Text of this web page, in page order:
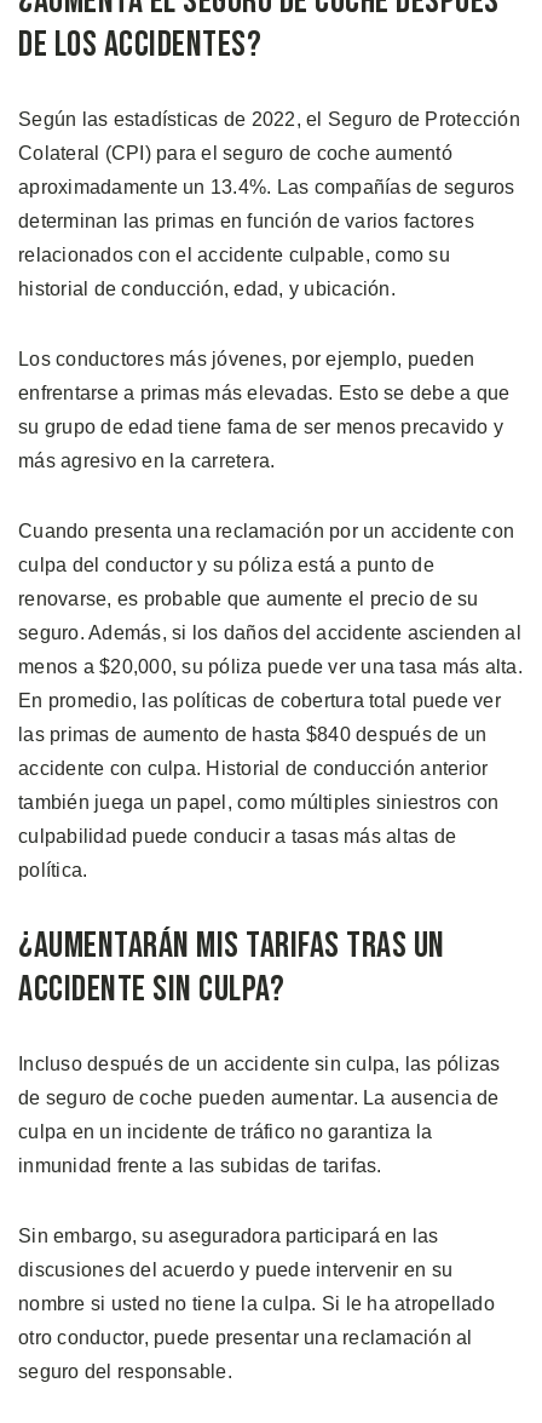
de los Accidentes?
Según las estadísticas de 2022, el Seguro de Protección
Colateral (CPI) para el seguro de coche aumentó
aproximadamente un 13.4%. Las compañías de seguros
determinan las primas en función de varios factores
relacionados con el accidente culpable, como su
historial de conducción, edad, y ubicación.
Los conductores más jóvenes, por ejemplo, pueden
enfrentarse a primas más elevadas. Esto se debe a que
su grupo de edad tiene fama de ser menos precavido y
más agresivo en la carretera.
Cuando presenta una reclamación por un accidente con
culpa del conductor y su póliza está a punto de
renovarse, es probable que aumente el precio de su
seguro. Además, si los daños del accidente ascienden al
menos a $20,000, su póliza puede ver una tasa más alta.
En promedio, las políticas de cobertura total puede ver
las primas de aumento de hasta $840 después de un
accidente con culpa. Historial de conducción anterior
también juega un papel, como múltiples siniestros con
culpabilidad puede conducir a tasas más altas de
política.
¿Aumentarán mis Tarifas tras un
Accidente Sin Culpa?
Incluso después de un accidente sin culpa, las pólizas
de seguro de coche pueden aumentar. La ausencia de
culpa en un incidente de tráfico no garantiza la
inmunidad frente a las subidas de tarifas.
Sin embargo, su aseguradora participará en las
discusiones del acuerdo y puede intervenir en su
nombre si usted no tiene la culpa. Si le ha atropellado
otro conductor, puede presentar una reclamación al
seguro del responsable.